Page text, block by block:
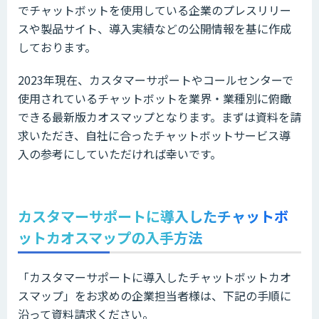
でチャットボットを使用している企業のプレスリリー
スや製品サイト、導入実績などの公開情報を基に作成
しております。
2023年現在、カスタマーサポートやコールセンターで
使用されているチャットボットを業界・業種別に俯瞰
できる最新版カオスマップとなります。まずは資料を請
求いただき、自社に合ったチャットボットサービス導
入の参考にしていただければ幸いです。
カスタマーサポートに導入したチャットボ
ットカオスマップの入手方法
「カスタマーサポートに導入したチャットボットカオ
スマップ」をお求めの企業担当者様は、下記の手順に
沿って資料請求ください。